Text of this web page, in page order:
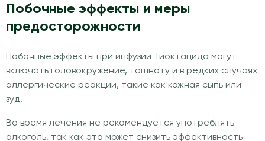
Побочные эффекты и меры
предосторожности
Побочные эффекты при инфузии Тиоктацида могут
включать головокружение, тошноту и в редких случаях
аллергические реакции, такие как кожная сыпь или
зуд.
Во время лечения не рекомендуется употреблять
алкоголь, так как это может снизить эффективность